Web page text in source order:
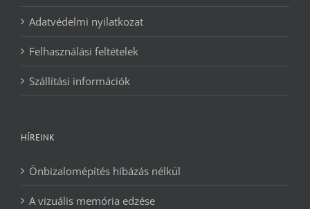
Adatvédelmi nyilatkozat
Felhasználási feltételek
Szállítási információk
HÍREINK
Önbizalomépítés hibázás nélkül
A vizuális memória edzése